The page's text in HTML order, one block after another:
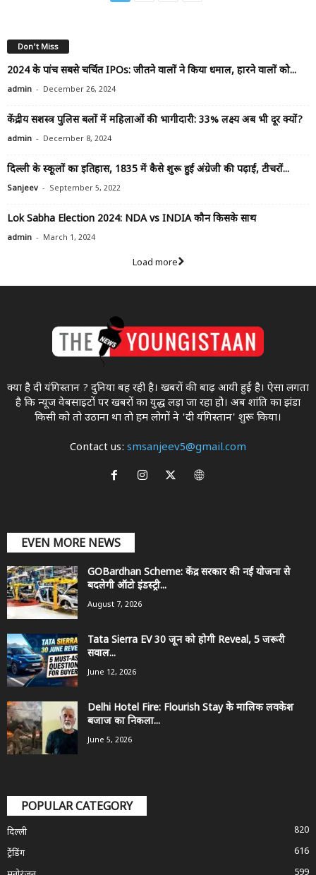
Don't Miss
2024 के पांच सबसे चर्चित IPOs: जीतने वालों ने किया धमाल, हारने वालों को...
admin - December 26, 2024
केंद्रीय सशस्त्र पुलिस बलों में महिलाओं की भागीदारी: 33% लक्ष्य अब भी दूर क्यों?
admin - December 8, 2024
दिल्ली के स्कूलों का इतिहास, 1835 में कैसे शुरू हुई अंग्रेजी की पढ़ाई, टीचरों...
Sanjeev - September 5, 2022
Lok Sabha Election 2024: NDA vs INDIA कौन किसके साथ
admin - March 1, 2024
Load more
क्या है दी यंगिस्तान ? दुनिया बह रही है। खबरों की बाढ़ आयी हुई है। ऐसा लगता
है कि न्यूज वेबसाइटों पर खबरों का युद्ध लड़ा जा रहा होे। अब शांति का झंडा
किसी को तो उठाना था ताे हम लोगों ने 'दी यंगिस्तान' शुरू किया।
Contact us: smsanjeev5@gmail.com
EVEN MORE NEWS
GOBardhan Scheme: केंद्र सरकार की नई योजना से
बदलेगी ऑटो इंडस्ट्री...
August 7, 2026
Tata Sierra EV 30 जून को होगी Reveal, 5 जरूरी
सवाल...
June 12, 2026
Delhi Hotel Fire: Flourish Stay के मालिक लवकेश
बजाज का निकला...
June 5, 2026
POPULAR CATEGORY
दिल्ली
820
ट्रेंडिंग
616
599